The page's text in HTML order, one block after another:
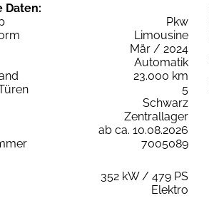
Daten:
Pkw
Limousine
Mär / 2024
Automatik
23.000 km
5
Schwarz
Zentrallager
ab ca. 10.08.2026
7005089
352 kW / 479 PS
Elektro